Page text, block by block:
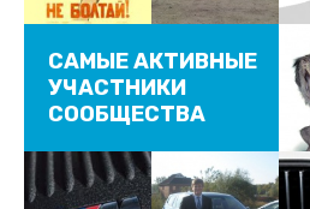
САМЫЕ АКТИВНЫЕ
УЧАСТНИКИ
СООБЩЕСТВА